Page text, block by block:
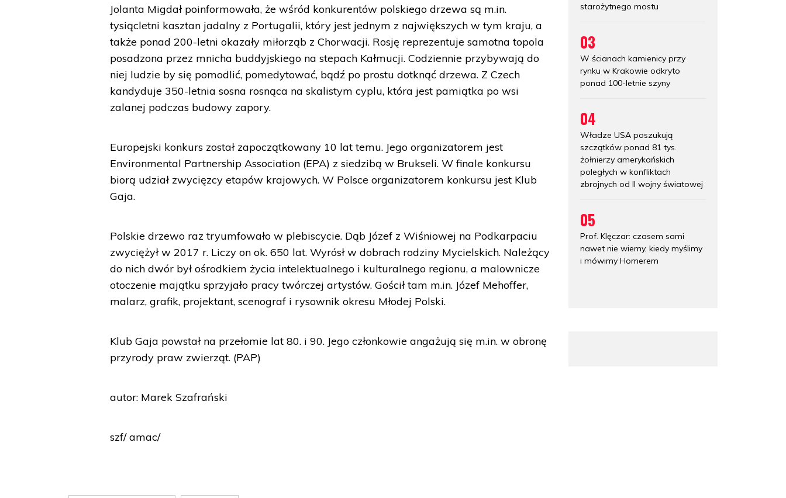
Jolanta Migdał poinformowała, że wśród konkurentów polskiego drzewa są m.in.
tysiącletni kasztan jadalny z Portugalii, który jest jednym z największych w tym kraju, a
także ponad 200-letni okazały miłorząb z Chorwacji. Rosję reprezentuje samotna topola
posadzona przez mnicha buddyjskiego na stepach Kałmucji. Codziennie przybywają do
niej ludzie by się pomodlić, pomedytować, bądź po prostu dotknąć drzewa. Z Czech
kandyduje 350-letnia sosna rosnąca na skalistym cyplu, która jest pamiątka po wsi
zalanej podczas budowy zapory.
Europejski konkurs został zapoczątkowany 10 lat temu. Jego organizatorem jest
Environmental Partnership Association (EPA) z siedzibą w Brukseli. W finale konkursu
biorą udział zwycięzcy etapów krajowych. W Polsce organizatorem konkursu jest Klub
Gaja.
Polskie drzewo raz tryumfowało w plebiscycie. Dąb Józef z Wiśniowej na Podkarpaciu
zwyciężył w 2017 r. Liczy on ok. 650 lat. Wyrósł w dobrach rodziny Mycielskich. Należący
do nich dwór był ośrodkiem życia intelektualnego i kulturalnego regionu, a malownicze
otoczenie majątku sprzyjało pracy twórczej artystów. Gościł tam m.in. Józef Mehoffer,
malarz, grafik, projektant, scenograf i rysownik okresu Młodej Polski.
Klub Gaja powstał na przełomie lat 80. i 90. Jego członkowie angażują się m.in. w obronę
przyrody praw zwierząt. (PAP)
autor: Marek Szafrański
szf/ amac/
starożytnego mostu
03
W ścianach kamienicy przy
rynku w Krakowie odkryto
ponad 100-letnie szyny
04
Władze USA poszukują
szczątków ponad 81 tys.
żołnierzy amerykańskich
poległych w konfliktach
zbrojnych od II wojny światowej
05
Prof. Klęczar: czasem sami
nawet nie wiemy, kiedy myślimy
i mówimy Homerem